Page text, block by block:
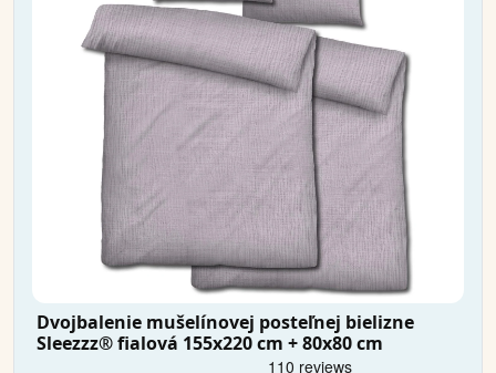
Dvojbalenie mušelínovej posteľnej bielizne
Sleezzz® fialová 155x220 cm + 80x80 cm